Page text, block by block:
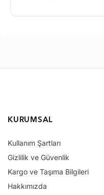
KURUMSAL
Kullanım Şartları
Gizlilik ve Güvenlik
Kargo ve Taşıma Bilgileri
Hakkımızda